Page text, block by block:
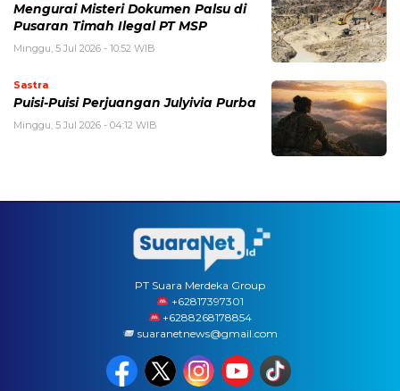
Mengurai Misteri Dokumen Palsu di
Pusaran Timah Ilegal PT MSP
Minggu, 5 Jul 2026 - 10:52 WIB
Sastra
Puisi-Puisi Perjuangan Julyivia Purba
Minggu, 5 Jul 2026 - 04:12 WIB
PT Suara Merdeka Group
‪+62817397301
+6288268178854
suaranetnews@gmail.com